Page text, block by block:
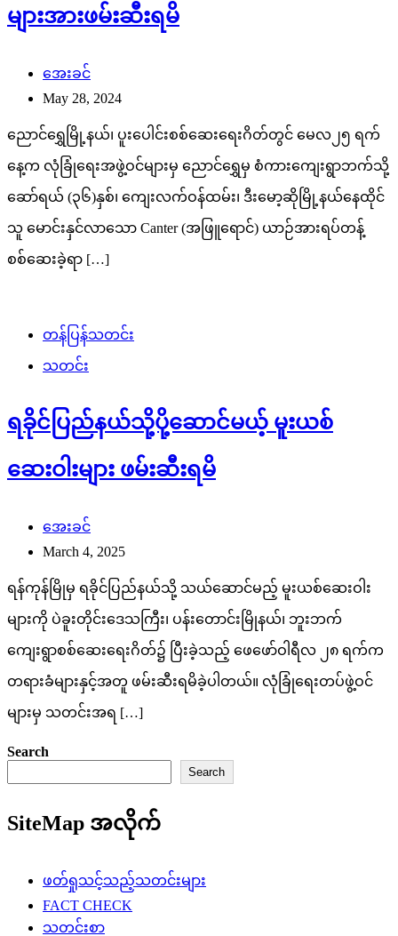
များအားဖမ်းဆီးရမိ
အေးခင်
May 28, 2024
ညောင်ရွှေမြို့နယ်၊ ပူးပေါင်းစစ်ဆေးရေးဂိတ်တွင် မေလ၂၅ ရက်
နေ့က လုံခြုံရေးအဖွဲ့ဝင်များမှ ညောင်ရွှေမှ စံကားကျေးရွာဘက်သို့
ဆော်ရယ် (၃၆)နှစ်၊ ကျေးလက်ဝန်ထမ်း၊ ဒီးမော့ဆိုမြို့နယ်နေထိုင်
သူ မောင်းနှင်လာသော Canter (အဖြူရောင်) ယာဉ်အားရပ်တန့်
စစ်ဆေးခဲ့ရာ […]
တန်ပြန်သတင်း
သတင်း
ရခိုင်ပြည်နယ်သို့ပို့ဆောင်မယ့် မူးယစ်
ဆေးဝါးများ ဖမ်းဆီးရမိ
အေးခင်
March 4, 2025
ရန်ကုန်မြိုမှ ရခိုင်ပြည်နယ်သို့ သယ်ဆောင်မည့် မူးယစ်ဆေးဝါး
များကို ပဲခူးတိုင်းဒေသကြီး၊ ပန်းတောင်းမြိုနယ်၊ ဘူးဘက်
ကျေးရွာစစ်ဆေးရေးဂိတ်၌ ပြီးခဲ့သည့် ဖေဖော်ဝါရီလ ၂၈ ရက်က
တရားခံများနှင့်အတူ ဖမ်းဆီးရမိခဲ့ပါတယ်။ လုံခြုံရေးတပ်ဖွဲ့ဝင်
များမှ သတင်းအရ […]
Search
Search
SiteMap အလိုက်
ဖတ်ရှုသင့်သည့်သတင်းများ
FACT CHECK
သတင်းစာ